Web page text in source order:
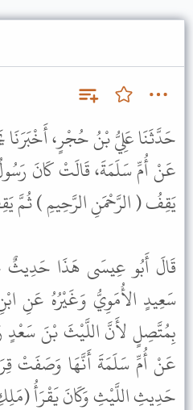
حَدَّثَنَا عَلِيُّ بْنُ حُجْرٍ،
عَنْ أُمِّ سَلَمَةَ، قَالَتْ كَانَ
يَقِفُ ( الرَّحْمَنِ الرَّحِيمِ ) ثُمَّ
قَالَ أَبُو عِيسَى هَذَا حَدِيثٌ
سَعِيدٍ الأُمَوِيُّ وَغَيْرُهُ عَنِ
بِمُتَّصِلٍ لأَنَّ اللَّيْثَ بْنَ
عَنْ أُمِّ سَلَمَةَ أَنَّهَا وَصَفَتْ
حَدِيثِ اللَّيْثِ وَكَانَ يَقْرَأُ